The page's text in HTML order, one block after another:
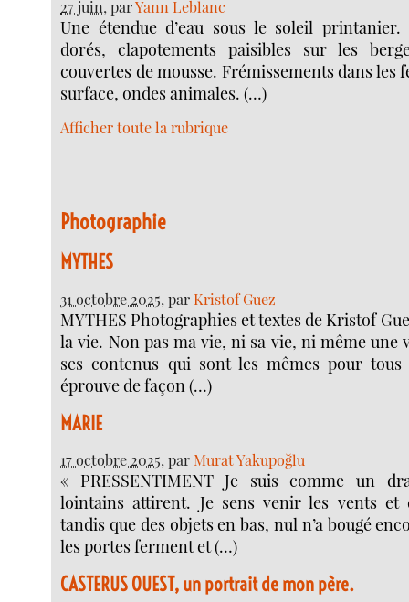
27 juin, parYann Leblanc
Une étendue d’eau sous le soleil printanier.
dorés, clapotements paisibles sur les
couvertes de mousse. Frémissements dans les
surface, ondes animales. (…)
Afficher toute la rubrique
Photographie
MYTHES
31 octobre 2025, parKristof Guez
MYTHES Photographies et textes de Kristof
la vie. Non pas ma vie, ni sa vie, ni même une
ses contenus qui sont les mêmes pour tous
éprouve de façon (…)
MARIE
17 octobre 2025, parMurat Yakupoğlu
« PRESSENTIMENT Je suis comme un
lointains attirent. Je sens venir les vents et
tandis que des objets en bas, nul n’a bougé
les portes ferment et (…)
CASTERUS OUEST, un portrait de mon père.